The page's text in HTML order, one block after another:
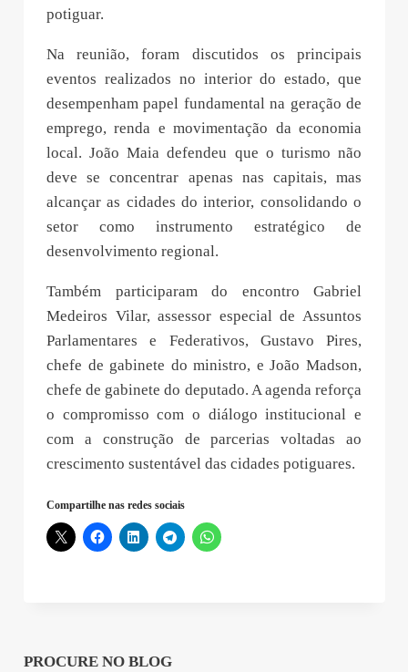
potiguar.
Na reunião, foram discutidos os principais
eventos realizados no interior do estado, que
desempenham papel fundamental na geração de
emprego, renda e movimentação da economia
local. João Maia defendeu que o turismo não
deve se concentrar apenas nas capitais, mas
alcançar as cidades do interior, consolidando o
setor como instrumento estratégico de
desenvolvimento regional.
Também participaram do encontro Gabriel
Medeiros Vilar, assessor especial de Assuntos
Parlamentares e Federativos, Gustavo Pires,
chefe de gabinete do ministro, e João Madson,
chefe de gabinete do deputado. A agenda reforça
o compromisso com o diálogo institucional e
com a construção de parcerias voltadas ao
crescimento sustentável das cidades potiguares.
Compartilhe nas redes sociais
PROCURE NO BLOG